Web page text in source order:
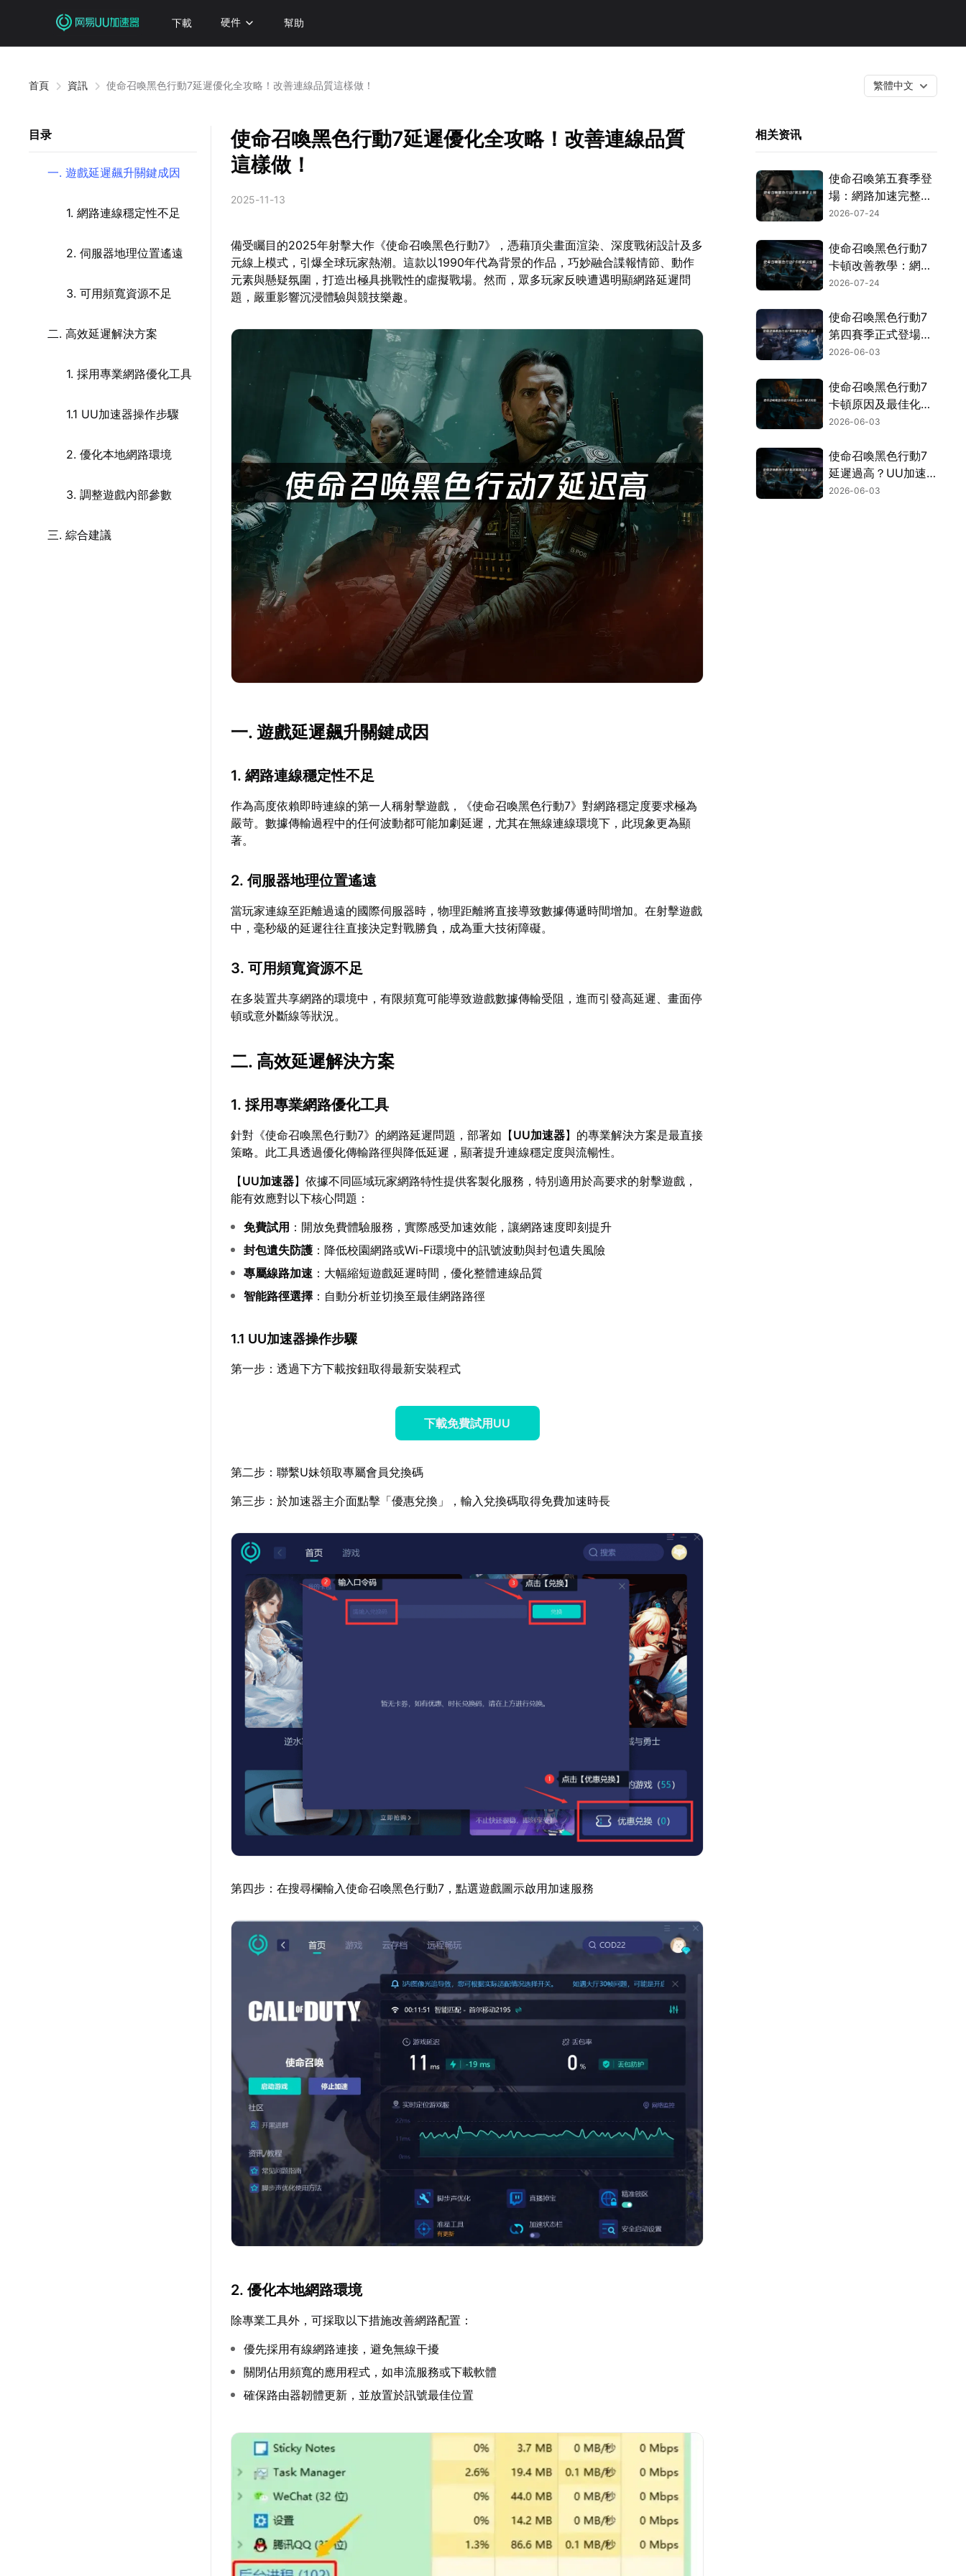
下載 硬件 幫助
首頁 資訊 使命召喚黑色行動7延遲優化全攻略！改善連線品質這樣做！ 繁體中文
目录
一. 遊戲延遲飆升關鍵成因
1. 網路連線穩定性不足
2. 伺服器地理位置遙遠
3. 可用頻寬資源不足
二. 高效延遲解決方案
1. 採用專業網路優化工具
1.1 UU加速器操作步驟
2. 優化本地網路環境
3. 調整遊戲內部參數
三. 綜合建議
使命召喚黑色行動7延遲優化全攻略！改善連線品質
這樣做！
2025-11-13
備受矚目的2025年射擊大作《使命召喚黑色行動7》，憑藉頂尖畫面渲染、深度戰術設計及多
元線上模式，引爆全球玩家熱潮。這款以1990年代為背景的作品，巧妙融合諜報情節、動作
元素與懸疑氛圍，打造出極具挑戰性的虛擬戰場。然而，眾多玩家反映遭遇明顯網路延遲問
題，嚴重影響沉浸體驗與競技樂趣。
一. 遊戲延遲飆升關鍵成因
1. 網路連線穩定性不足
作為高度依賴即時連線的第一人稱射擊遊戲，《使命召喚黑色行動7》對網路穩定度要求極為
嚴苛。數據傳輸過程中的任何波動都可能加劇延遲，尤其在無線連線環境下，此現象更為顯
著。
2. 伺服器地理位置遙遠
當玩家連線至距離過遠的國際伺服器時，物理距離將直接導致數據傳遞時間增加。在射擊遊戲
中，毫秒級的延遲往往直接決定對戰勝負，成為重大技術障礙。
3. 可用頻寬資源不足
在多裝置共享網路的環境中，有限頻寬可能導致遊戲數據傳輸受阻，進而引發高延遲、畫面停
頓或意外斷線等狀況。
二. 高效延遲解決方案
1. 採用專業網路優化工具
針對《使命召喚黑色行動7》的網路延遲問題，部署如【UU加速器】的專業解決方案是最直接
策略。此工具透過優化傳輸路徑與降低延遲，顯著提升連線穩定度與流暢性。
【UU加速器】依據不同區域玩家網路特性提供客製化服務，特別適用於高要求的射擊遊戲，
能有效應對以下核心問題：
免費試用 ：開放免費體驗服務，實際感受加速效能，讓網路速度即刻提升
封包遺失防護 ：降低校園網路或Wi-Fi環境中的訊號波動與封包遺失風險
專屬線路加速 ：大幅縮短遊戲延遲時間，優化整體連線品質
智能路徑選擇 ：自動分析並切換至最佳網路路徑
1.1 UU加速器操作步驟
第一步：透過下方下載按鈕取得最新安裝程式
下載免費試用UU
第二步：聯繫U妹領取專屬會員兌換碼
第三步：於加速器主介面點擊「優惠兌換」，輸入兌換碼取得免費加速時長
第四步：在搜尋欄輸入使命召喚黑色行動7，點選遊戲圖示啟用加速服務
2. 優化本地網路環境
除專業工具外，可採取以下措施改善網路配置：
優先採用有線網路連接，避免無線干擾
關閉佔用頻寬的應用程式，如串流服務或下載軟體
確保路由器韌體更新，並放置於訊號最佳位置
相关资讯
使命召喚第五賽季登
場：網路加速完整攻
略！
2026-07-24
使命召喚黑色行動7
卡頓改善教學：網路
優化完全攻略！
2026-07-24
使命召喚黑色行動7
第四賽季正式登場，
透過UU加速器，讓
2026-06-03
使命召喚黑色行動7
卡頓原因及最佳化技
巧完整解析！
2026-06-03
使命召喚黑色行動7
延遲過高？UU加速
器幫你搞定延遲與斷
2026-06-03